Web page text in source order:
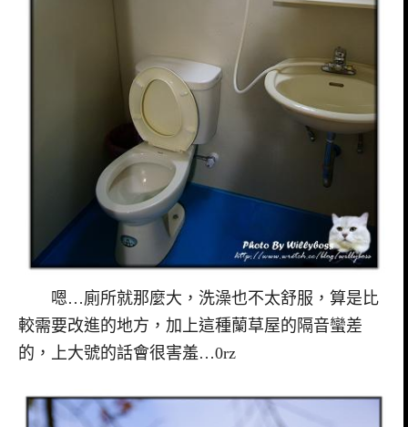
嗯…廁所就那麼大，洗澡也不太舒服，算是比
較需要改進的地方，加上這種蘭草屋的隔音蠻差
的，上大號的話會很害羞…0rz